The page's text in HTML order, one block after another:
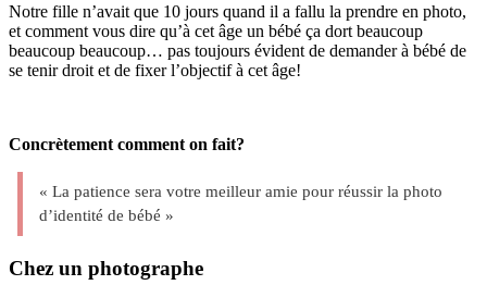
Notre fille n’avait que 10 jours quand il a fallu la prendre en photo,
et comment vous dire qu’à cet âge un bébé ça dort beaucoup
beaucoup beaucoup… pas toujours évident de demander à bébé de
se tenir droit et de fixer l’objectif à cet âge!
Concrètement comment on fait?
« La patience sera votre meilleur amie pour réussir la photo
d’identité de bébé »
Chez un photographe